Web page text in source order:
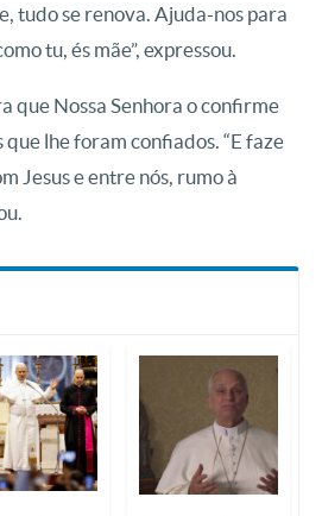
tudo se renova. Ajuda-nos para
tu, és mãe”, expressou.
que Nossa Senhora o confirme
lhe foram confiados. “E faze
Jesus e entre nós, rumo à